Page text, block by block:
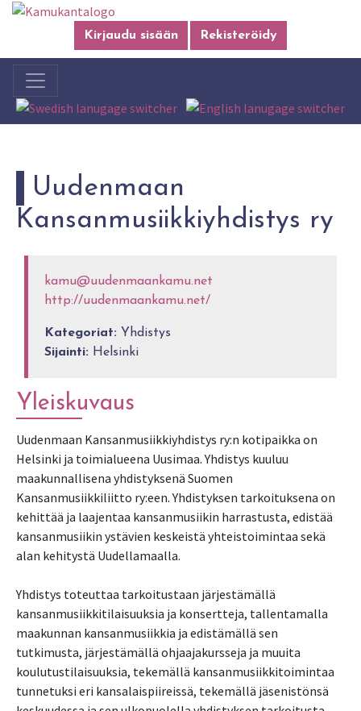
Kirjaudu sisään Rekisteröidy
Uudenmaan
Kansanmusiikkiyhdistys ry
kamu@uudenmaankamu.net
http://uudenmaankamu.net/
Kategoriat: Yhdistys
Sijainti: Helsinki
Yleiskuvaus
Uudenmaan Kansanmusiikkiyhdistys ry:n kotipaikka on
Helsinki ja toimialueena Uusimaa. Yhdistys kuuluu
maakunnallisena yhdistyksenä Suomen
Kansanmusiikkiliitto ry:een. Yhdistyksen tarkoituksena on
kehittää ja laajentaa kansanmusiikin harrastusta, edistää
kansanmusiikin ystävien keskeistä yhteistoimintaa sekä
alan kehitystä Uudellamaalla.
Yhdistys toteuttaa tarkoitustaan järjestämällä
kansanmusiikkitilaisuuksia ja konsertteja, tallentamalla
maakunnan kansanmusiikkia ja edistämällä sen
tutkimusta, järjestämällä ohjaajakursseja ja muuita
koulutustilaisuuksia, tekemällä kansanmusiikkitoimintaa
tunnetuksi eri kansalaispiireissä, tekemällä jäsenistönsä